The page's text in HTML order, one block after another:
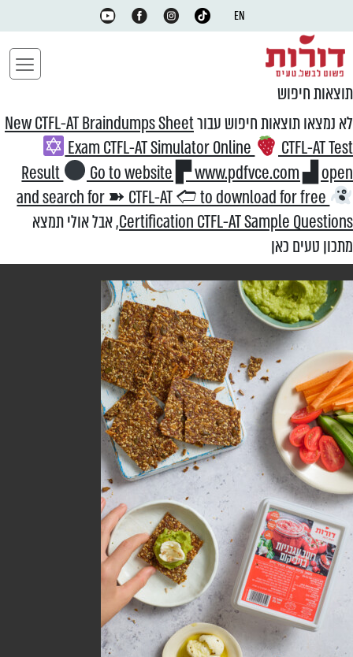
EN
תוצאות חיפוש
לא נמצאו תוצאות חיפוש עבורNew CTFL-AT Braindumps Sheet
Exam CTFL-AT Simulator Online
CTFL-AT Test
Result
Go to website ▛ www.pdfvce.com ▟ open
and search for ➽ CTFL-AT 🢪 to download for free
Certification CTFL-AT Sample Questions, אבל אולי תמצא
מתכון טעים כאן